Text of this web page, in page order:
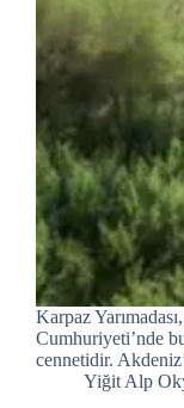
Karpaz
Cumhuriyeti’nde
cennetidir.
Yiğit Alp